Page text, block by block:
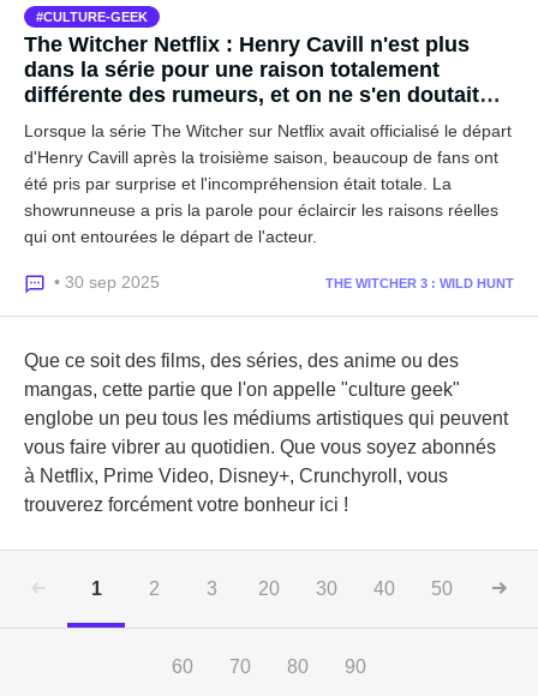
CULTURE-GEEK
The Witcher Netflix : Henry Cavill n'est plus
dans la série pour une raison totalement
différente des rumeurs, et on ne s'en doutait
pas...
Lorsque la série The Witcher sur Netflix avait officialisé le départ
d'Henry Cavill après la troisième saison, beaucoup de fans ont
été pris par surprise et l'incompréhension était totale. La
showrunneuse a pris la parole pour éclaircir les raisons réelles
qui ont entourées le départ de l'acteur.
• 30 sep 2025 THE WITCHER 3 : WILD HUNT
Que ce soit des films, des séries, des anime ou des
mangas, cette partie que l'on appelle "culture geek"
englobe un peu tous les médiums artistiques qui peuvent
vous faire vibrer au quotidien. Que vous soyez abonnés
à Netflix, Prime Video, Disney+, Crunchyroll, vous
trouverez forcément votre bonheur ici !
1 2 3 20 30 40 50
60 70 80 90